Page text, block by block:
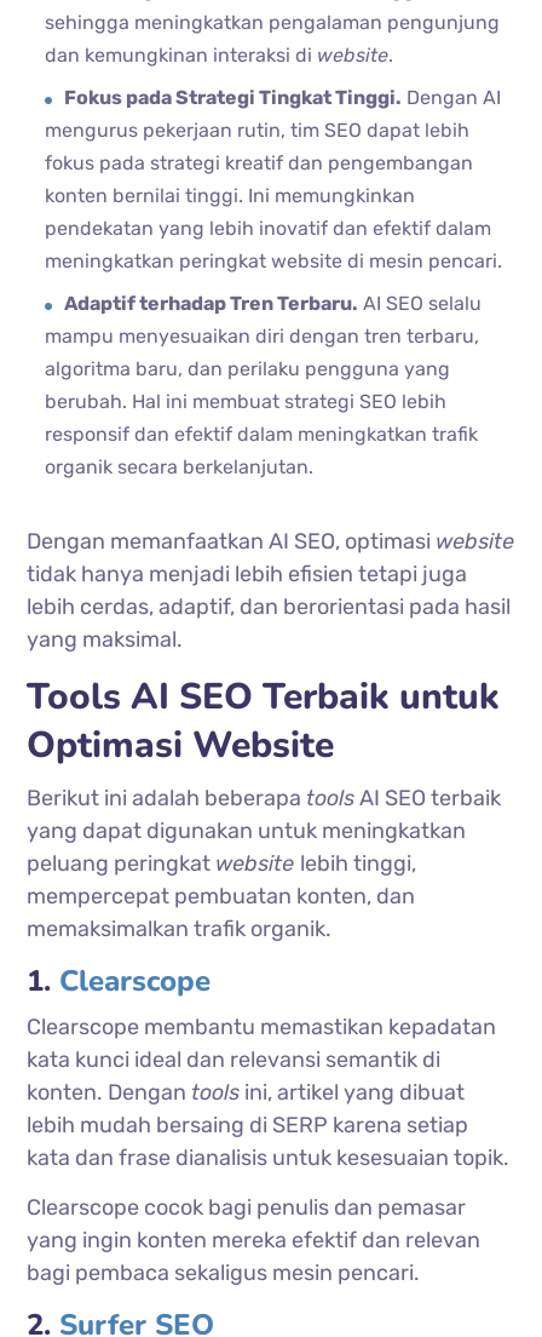
sehingga meningkatkan pengalaman pengunjung
dan kemungkinan interaksi di website.
Fokus pada Strategi Tingkat Tinggi. Dengan AI
mengurus pekerjaan rutin, tim SEO dapat lebih
fokus pada strategi kreatif dan pengembangan
konten bernilai tinggi. Ini memungkinkan
pendekatan yang lebih inovatif dan efektif dalam
meningkatkan peringkat website di mesin pencari.
Adaptif terhadap Tren Terbaru. AI SEO selalu
mampu menyesuaikan diri dengan tren terbaru,
algoritma baru, dan perilaku pengguna yang
berubah. Hal ini membuat strategi SEO lebih
responsif dan efektif dalam meningkatkan trafik
organik secara berkelanjutan.
Dengan memanfaatkan AI SEO, optimasi website
tidak hanya menjadi lebih efisien tetapi juga
lebih cerdas, adaptif, dan berorientasi pada hasil
yang maksimal.
Tools AI SEO Terbaik untuk
Optimasi Website
Berikut ini adalah beberapa toolsAI SEO terbaik
yang dapat digunakan untuk meningkatkan
peluang peringkat website lebih tinggi,
mempercepat pembuatan konten, dan
memaksimalkan trafik organik.
1. Clearscope
Clearscope membantu memastikan kepadatan
kata kunci ideal dan relevansi semantik di
konten. Dengan tools ini, artikel yang dibuat
lebih mudah bersaing di SERP karena setiap
kata dan frase dianalisis untuk kesesuaian topik.
Clearscope cocok bagi penulis dan pemasar
yang ingin konten mereka efektif dan relevan
bagi pembaca sekaligus mesin pencari.
2. Surfer SEO